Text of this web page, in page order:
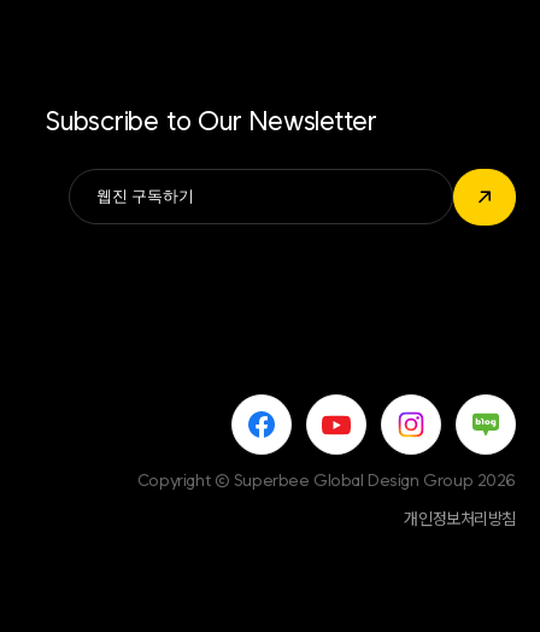
Subscribe to Our Newsletter
↗
Alternative:
Copyright © Superbee Global Design Group 2026
개인정보처리방침